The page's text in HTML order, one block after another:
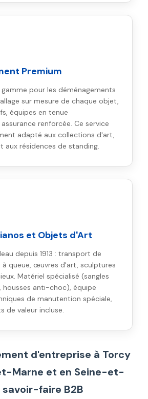
Premium
pour les déménagements
sur mesure de chaque objet,
équipes en tenue
renforcée. Ce service
adapté aux collections d'art,
aux résidences de standing.
et Objets d'Art
depuis 1913 : transport de
queue, œuvres d'art, sculptures
Matériel spécialisé (sangles
housses anti-choc), équipe
de manutention spéciale,
de valeur incluse.
d'entreprise à Torcy
Marne et en Seine-et-
faire B2B